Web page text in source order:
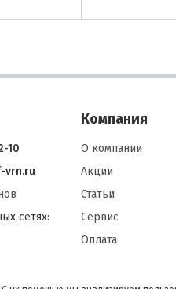
10
vrn.ru
сетях:
Компания
О компании
Акции
Статьи
Сервис
Оплата